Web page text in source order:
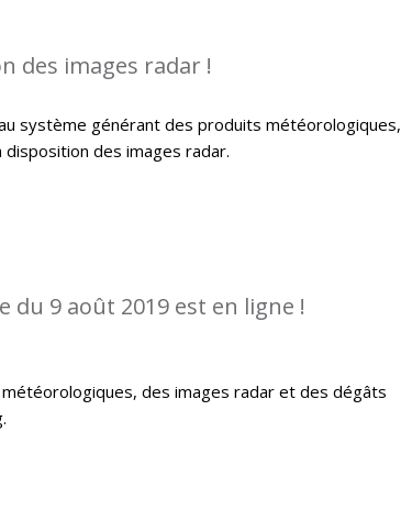
des images radar !
système générant des produits météorologiques,
disposition des images radar.
du 9 août 2019 est en ligne !
des images radar et des dégâts